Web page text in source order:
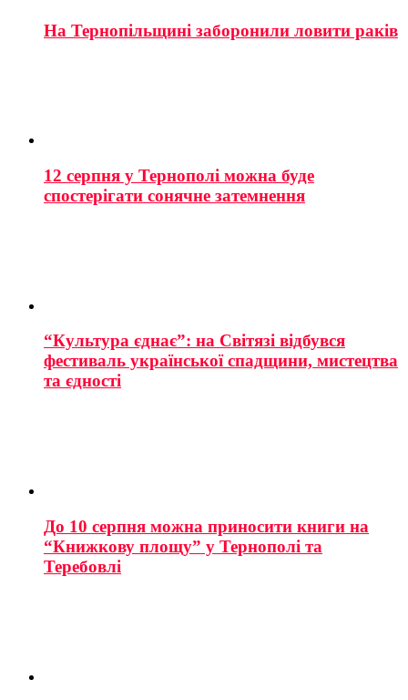
На Тернопільщині заборонили ловити раків
12 серпня у Тернополі можна буде
спостерігати сонячне затемнення
“Культура єднає”: на Світязі відбувся
фестиваль української спадщини, мистецтва
та єдності
До 10 серпня можна приносити книги на
“Книжкову площу” у Тернополі та
Теребовлі